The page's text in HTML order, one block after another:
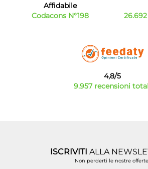
Affidabile
Codacons N°198
4,8/5
9.957 recensioni
ISCRIVITI ALLA
Non perderti le nostre